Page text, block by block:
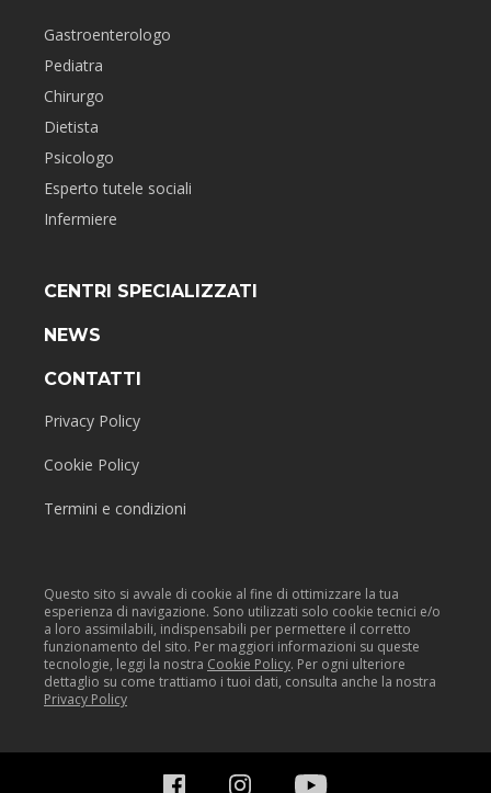
Gastroenterologo
Pediatra
Chirurgo
Dietista
Psicologo
Esperto tutele sociali
Infermiere
CENTRI SPECIALIZZATI
NEWS
CONTATTI
Privacy Policy
Cookie Policy
Termini e condizioni
Questo sito si avvale di cookie al fine di ottimizzare la tua
esperienza di navigazione. Sono utilizzati solo cookie tecnici e/o
a loro assimilabili, indispensabili per permettere il corretto
funzionamento del sito. Per maggiori informazioni su queste
tecnologie, leggi la nostra Cookie Policy. Per ogni ulteriore
dettaglio su come trattiamo i tuoi dati, consulta anche la nostra
Privacy Policy